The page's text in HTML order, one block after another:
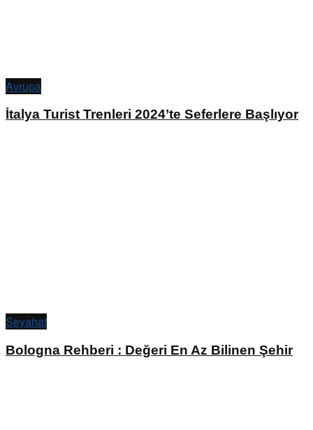
Avrupa
İtalya Turist Trenleri 2024’te Seferlere Başlıyor
Seyahat
Bologna Rehberi : Değeri En Az Bilinen Şehir